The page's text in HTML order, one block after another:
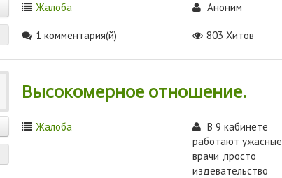
Жалоба Аноним
1 комментария(й) 803 Хитов
Высокомерное отношение.
Жалоба
В 9 кабинете
работают ужасные
врачи ,просто
издевательство